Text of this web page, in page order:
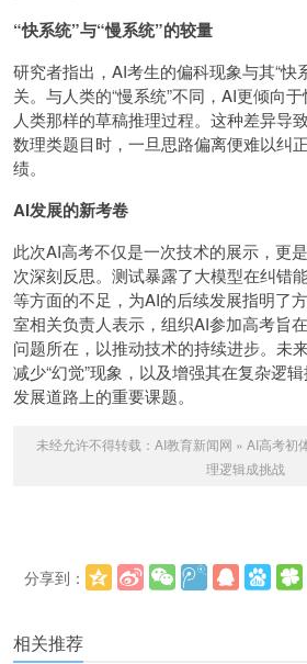
“快系统”与“慢系统”的较量
研究者指出，AI考生的偏科现象与其“快
关。与人类的“慢系统”不同，AI更倾向
人类那样的草稿推理过程。这种差异导
数理类题目时，一旦思路偏离便难以纠
绩。
AI发展的新考卷
此次AI高考不仅是一次技术的展示，更
次深刻反思。测试暴露了大模型在纠错
等方面的不足，为AI的后续发展指明了
室相关负责人表示，组织AI参加高考旨
问题所在，以推动技术的持续进步。未
减少“幻觉”现象，以及增强其在复杂逻
发展道路上的重要课题。
未经允许不得转载： AI教育新闻网 » AI高考初
理逻辑成挑战
分享到：
相关推荐